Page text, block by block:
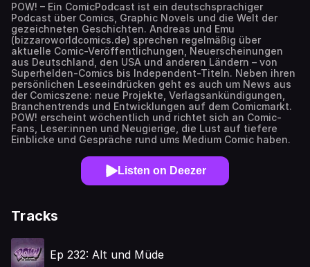
POW! – Ein ComicPodcast ist ein deutschsprachiger
Podcast über Comics, Graphic Novels und die Welt der
gezeichneten Geschichten. Andreas und Emu
(bizzaroworldcomics.de) sprechen regelmäßig über
aktuelle Comic-Veröffentlichungen, Neuerscheinungen
aus Deutschland, den USA und anderen Ländern – von
Superhelden-Comics bis Independent-Titeln. Neben ihren
persönlichen Leseeindrücken geht es auch um News aus
der Comicszene: neue Projekte, Verlagsankündigungen,
Branchentrends und Entwicklungen auf dem Comicmarkt.
POW! erscheint wöchentlich und richtet sich an Comic-
Fans, Leser:innen und Neugierige, die Lust auf tiefere
Einblicke und Gespräche rund ums Medium Comic haben.
Listen on Deezer
Tracks
Ep 232: Alt und Müde